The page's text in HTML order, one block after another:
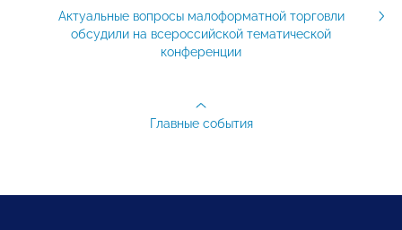
Актуальные вопросы малоформатной торговли
обсудили на всероссийской тематической
конференции
Главные события